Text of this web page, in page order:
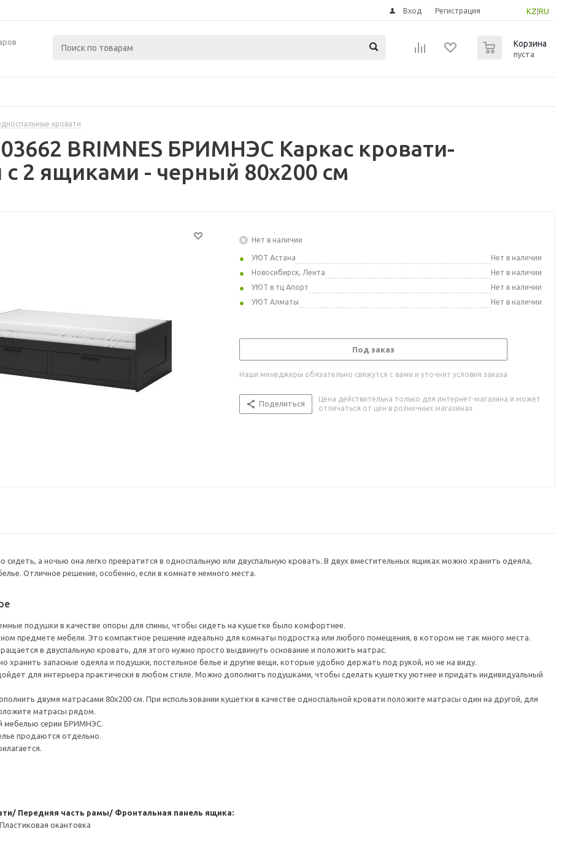
KZ RU
Вход Регистрация
Корзина
пуста
кровати
BRIMNES БРИМНЭС Каркас кровати-
с 2 ящиками - черный 80x200 см
Нет в наличии
УЮТ Астана
Нет в наличии
Новосибирск, Лента
Нет в наличии
УЮТ в тц Апорт
Нет в наличии
УЮТ Алматы
Нет в наличии
Под заказ
Наши менеджеры обязательно свяжутся с вами и уточнят условия заказа
Поделиться
Цена действительна только для интернет-магазина и может
отличаться от цен в розничных магазинах
сидеть, а ночью она легко превратится в односпальную или двуспальную кровать. В двух вместительных ящиках можно хранить одеяла,
Отличное решение, особенно, если в комнате немного места.
подушки в качестве опоры для спины, чтобы сидеть на кушетке было комфортнее.
предмете мебели. Это компактное решение идеально для комнаты подростка или любого помещения, в котором не так много места.
в двуспальную кровать, для этого нужно просто выдвинуть основание и положить матрас.
хранить запасные одеяла и подушки, постельное белье и другие вещи, которые удобно держать под рукой, но не на виду.
для интерьера практически в любом стиле. Можно дополнить подушками, чтобы сделать кушетку уютнее и придать индивидуальный
двумя матрасами 80x200 см. При использовании кушетки в качестве односпальной кровати положите матрасы один на другой, для
матрасы рядом.
мебелью серии БРИМНЭС.
продаются отдельно.
Передняя часть рамы/ Фронтальная панель ящика:
окантовка